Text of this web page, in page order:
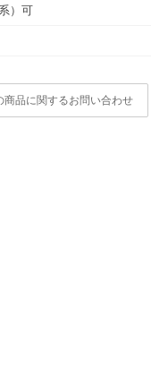
）可
商品に関するお問い合わせ